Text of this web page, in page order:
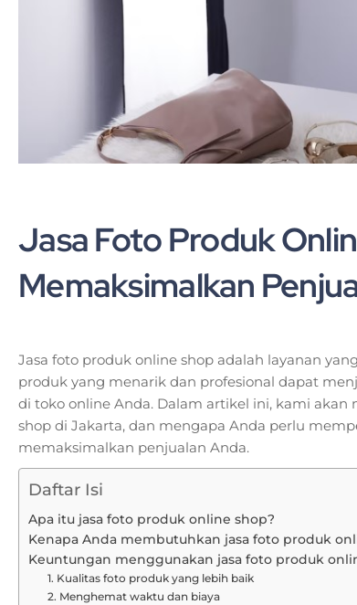
Jasa Foto Produk
Memaksimalkan
Jasa foto produk online shop adalah layanan
produk yang menarik dan profesional dapat
di toko online Anda. Dalam artikel ini, kami
shop di Jakarta, dan mengapa Anda perlu
memaksimalkan penjualan Anda.
Daftar Isi
Apa itu jasa foto produk online shop?
Kenapa Anda membutuhkan jasa foto produk
Keuntungan menggunakan jasa foto produk
1. Kualitas foto produk yang lebih baik
2. Menghemat waktu dan biaya